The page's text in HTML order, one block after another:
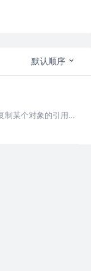
默认顺序
制某个对象的引用
享同一块内存 2、